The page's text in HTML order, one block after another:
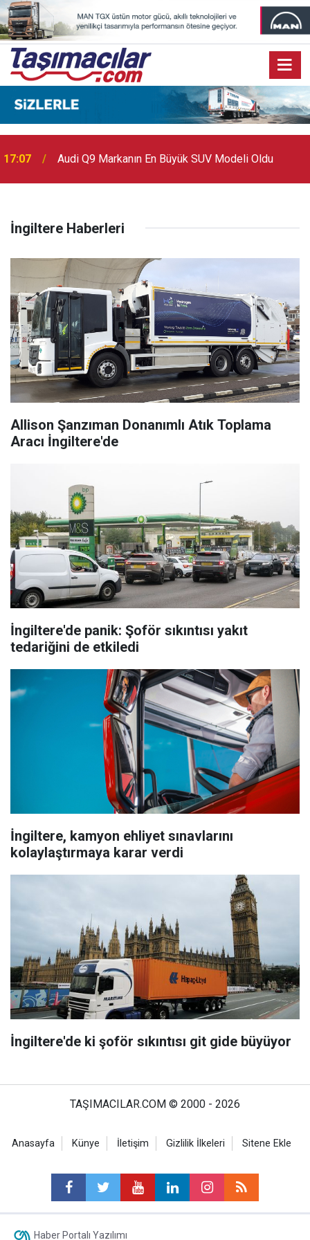
17:07 Audi Q9 Markanın En Büyük SUV Modeli Oldu
İngiltere Haberleri
Allison Şanzıman Donanımlı Atık Toplama
Aracı İngiltere'de
İngiltere'de panik: Şoför sıkıntısı yakıt
tedariğini de etkiledi
İngiltere, kamyon ehliyet sınavlarını
kolaylaştırmaya karar verdi
İngiltere'de ki şoför sıkıntısı git gide büyüyor
TAŞIMACILAR.COM © 2000 - 2026
Anasayfa Künye İletişim Gizlilik İlkeleri Sitene Ekle
Haber Portalı Yazılımı